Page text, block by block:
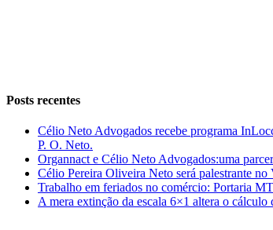
Posts recentes
Célio Neto Advogados recebe programa
P. O. Neto.
Organnact e Célio Neto Advogados:uma
Célio Pereira Oliveira Neto será palestrante
Trabalho em feriados no comércio: Portaria
A mera extinção da escala 6×1 altera o